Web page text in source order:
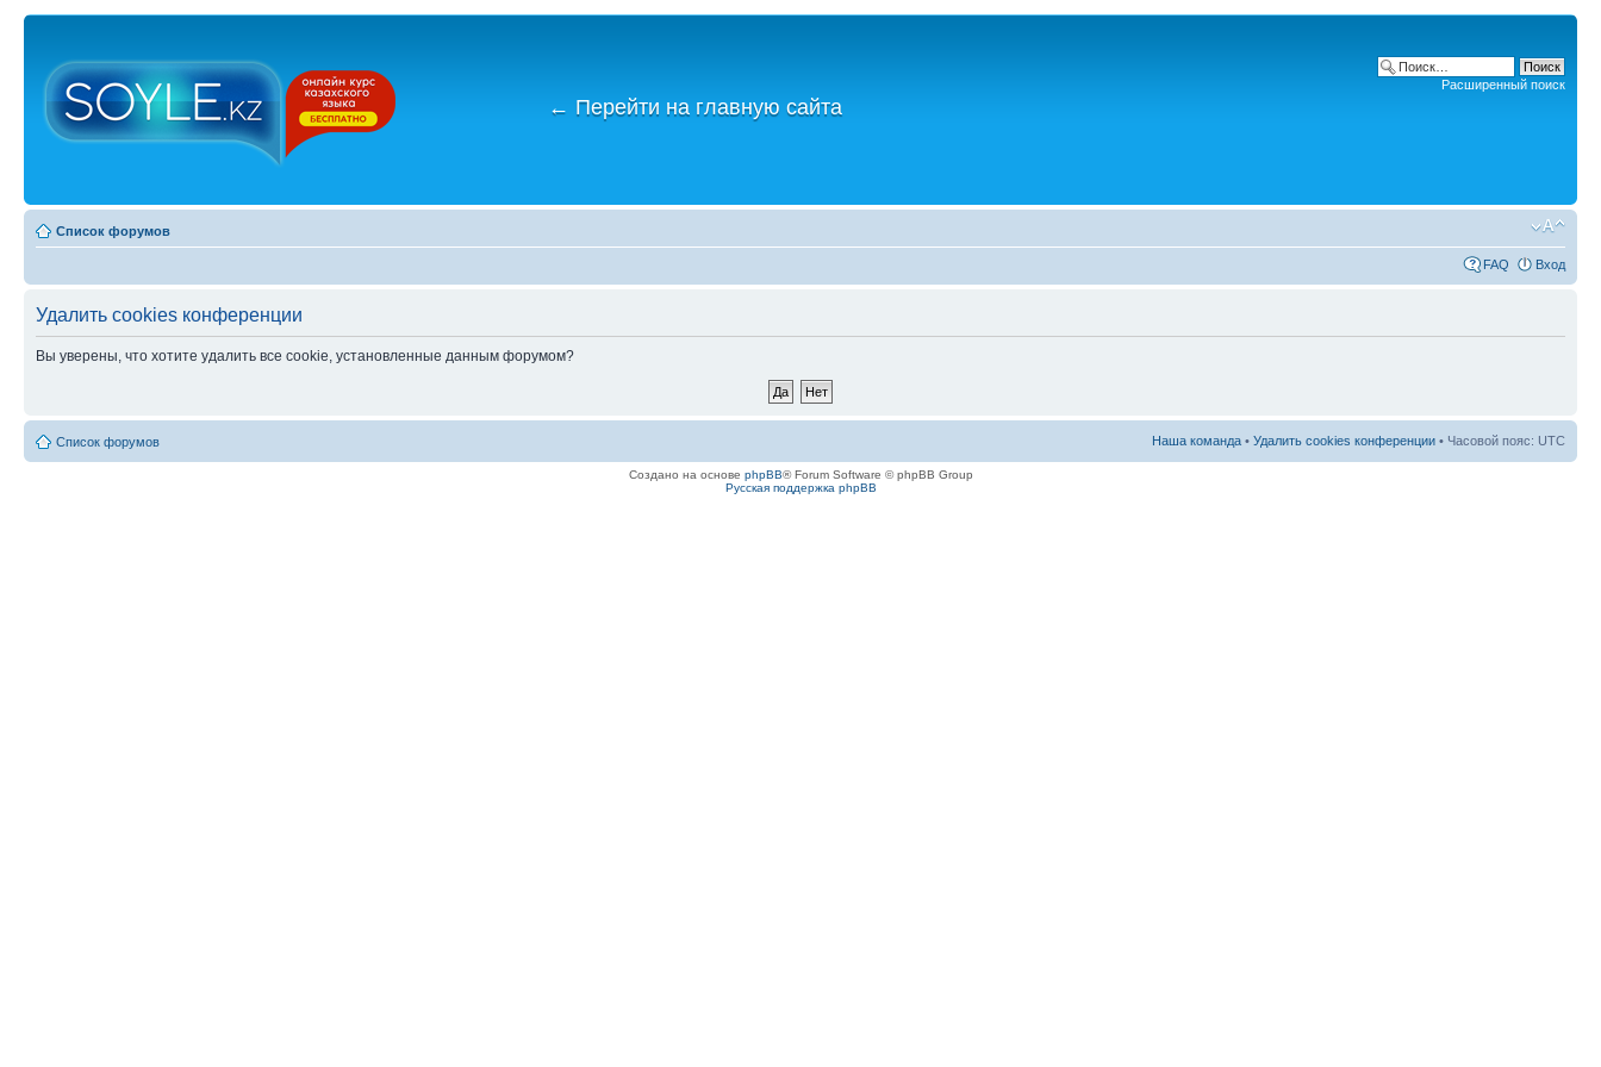
← Перейти на главную сайта
Расширенный поиск
Список форумов
FAQ Вход
Удалить cookies конференции
Вы уверены, что хотите удалить все cookie, установленные данным форумом?
Список форумов Наша команда • Удалить cookies конференции • Часовой пояс: UTC
Создано на основе phpBB® Forum Software © phpBB Group
Русская поддержка phpBB